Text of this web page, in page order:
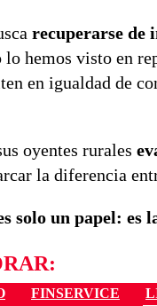
recuperarse de
lo hemos visto en
en igualdad de
oyentes rurales
la diferencia
solo un papel: es
FINSERVICE